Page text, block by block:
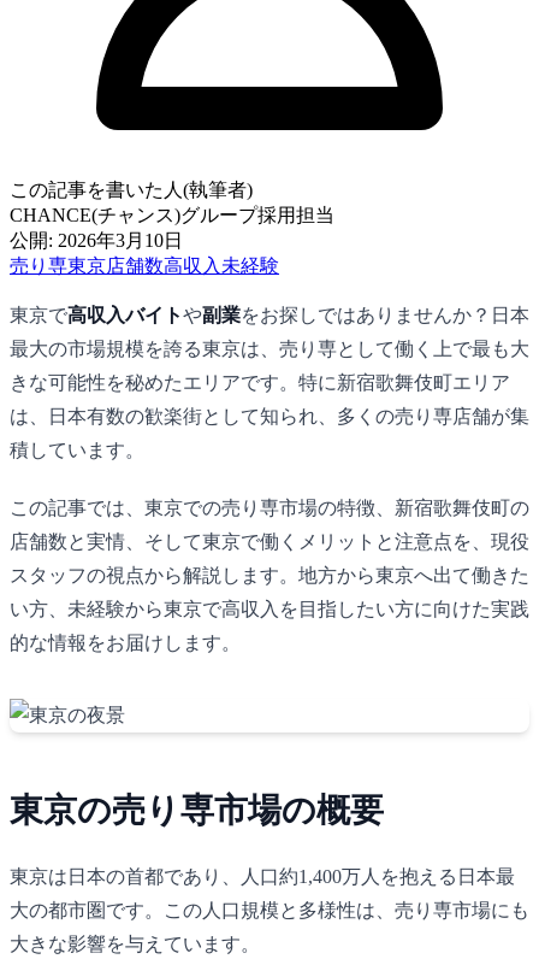
この記事を書いた人(執筆者)
CHANCE(チャンス)グループ採用担当
公開: 2026年3月10日
売り専東京店舗数高収入 未経験
東京で高収入バイトや副業をお探しではありませんか？日本
最大の市場規模を誇る東京は、売り専として働く上で最も大
きな可能性を秘めたエリアです。特に新宿歌舞伎町エリア
は、日本有数の歓楽街として知られ、多くの売り専店舗が集
積しています。
この記事では、東京での売り専市場の特徴、新宿歌舞伎町の
店舗数と実情、そして東京で働くメリットと注意点を、現役
スタッフの視点から解説します。地方から東京へ出て働きた
い方、未経験から東京で高収入を目指したい方に向けた実践
的な情報をお届けします。
東京の売り専市場の概要
東京は日本の首都であり、人口約1,400万人を抱える日本最
大の都市圏です。この人口規模と多様性は、売り専市場にも
大きな影響を与えています。